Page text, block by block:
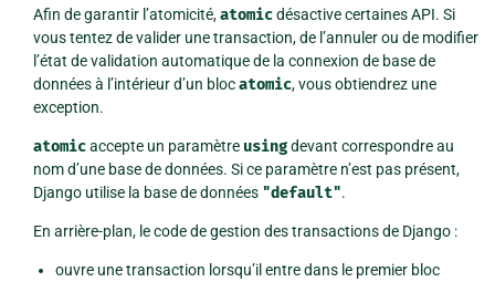
Afin de garantir l’atomicité,atomicdésactive certaines API. Si
vous tentez de valider une transaction, de l’annuler ou de modifier
l’état de validation automatique de la connexion de base de
données à l’intérieur d’un blocatomic, vous obtiendrez une
exception.
atomicaccepte un paramètre usingdevant correspondre au
nom d’une base de données. Si ce paramètre n’est pas présent,
Django utilise la base de données "default".
En arrière-plan, le code de gestion des transactions de Django :
ouvre une transaction lorsqu’il entre dans le premier bloc